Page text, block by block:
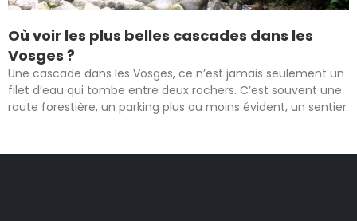
Où voir les plus belles cascades dans les
Vosges ?
Une cascade dans les Vosges, ce n’est jamais seulement un
filet d’eau qui tombe entre deux rochers. C’est souvent une
route forestière, un parking plus ou moins évident, un sentier